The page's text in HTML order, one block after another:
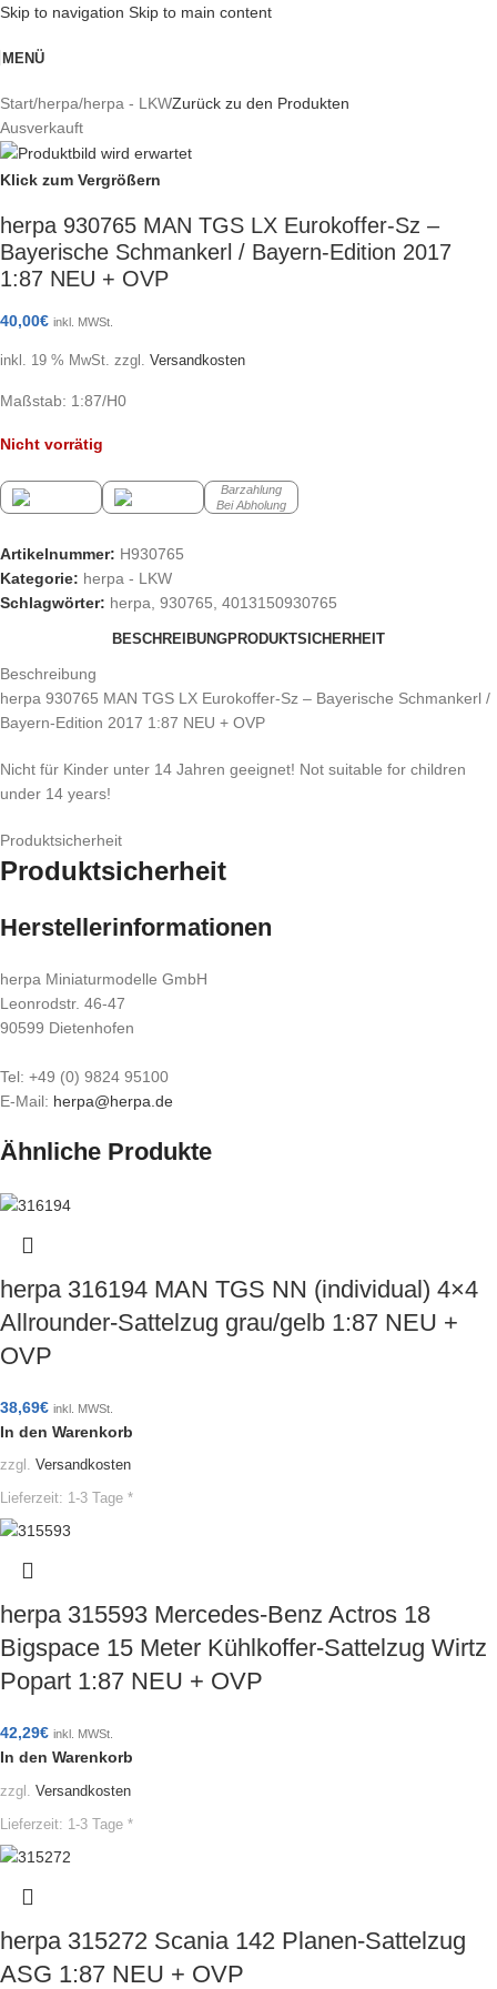
Skip to navigation Skip to main content
MENÜ
Start/herpa/herpa - LKWZurück zu den Produkten
Ausverkauft
Klick zum Vergrößern
herpa 930765 MAN TGS LX Eurokoffer-Sz –
Bayerische Schmankerl / Bayern-Edition 2017
1:87 NEU + OVP
40,00€ inkl. MWSt.
inkl. 19 % MwSt. zzgl. Versandkosten
Maßstab: 1:87/H0
Nicht vorrätig
Barzahlung
Bei Abholung
Artikelnummer: H930765
Kategorie: herpa - LKW
Schlagwörter: herpa, 930765, 4013150930765
BESCHREIBUNGPRODUKTSICHERHEIT
Beschreibung
herpa 930765 MAN TGS LX Eurokoffer-Sz – Bayerische Schmankerl /
Bayern-Edition 2017 1:87 NEU + OVP
Nicht für Kinder unter 14 Jahren geeignet! Not suitable for children
under 14 years!
Produktsicherheit
Produktsicherheit
Herstellerinformationen
herpa Miniaturmodelle GmbH
Leonrodstr. 46-47
90599 Dietenhofen
Tel: +49 (0) 9824 95100
E-Mail: herpa@herpa.de
Ähnliche Produkte
herpa 316194 MAN TGS NN (individual) 4×4
Allrounder-Sattelzug grau/gelb 1:87 NEU +
OVP
38,69€ inkl. MWSt.
In den Warenkorb
zzgl. Versandkosten
Lieferzeit: 1-3 Tage *
herpa 315593 Mercedes-Benz Actros 18
Bigspace 15 Meter Kühlkoffer-Sattelzug Wirtz
Popart 1:87 NEU + OVP
42,29€ inkl. MWSt.
In den Warenkorb
zzgl. Versandkosten
Lieferzeit: 1-3 Tage *
herpa 315272 Scania 142 Planen-Sattelzug
ASG 1:87 NEU + OVP